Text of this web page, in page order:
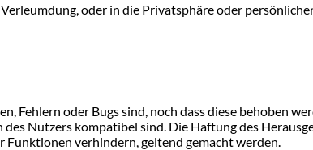
oder in die Privatsphäre oder
oder Bugs sind, noch dass diese behoben
Nutzers kompatibel sind. Die Haftung des
verhindern, geltend gemacht werden.